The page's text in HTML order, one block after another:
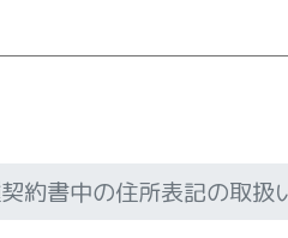
約書中の住所表記の取扱